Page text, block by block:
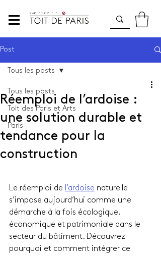
Post
Tous les posts
Toit des Paris et Arts
Paris
Tous les posts
Réemploi de l’ardoise :
une solution durable et
tendance pour la
construction
Le réemploi de l’ardoise naturelle
s’impose aujourd’hui comme une
démarche à la fois écologique,
économique et patrimoniale dans le
secteur du bâtiment. Découvrez
pourquoi et comment intégrer ce